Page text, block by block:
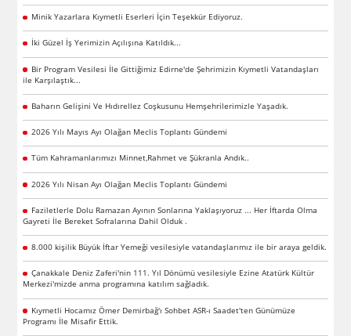
Minik Yazarlara Kıymetli Eserleri İçin Teşekkür Ediyoruz.
İki Güzel İş Yerimizin Açılışına Katıldık...
Bir Program Vesilesi İle Gittiğimiz Edirne'de Şehrimizin Kıymetli Vatandaşları
ile Karşılaştık...
Baharın Gelişini Ve Hıdırellez Coşkusunu Hemşehrilerimizle Yaşadık.
2026 Yılı Mayıs Ayı Olağan Meclis Toplantı Gündemi
Tüm Kahramanlarımızı Minnet,Rahmet ve Şükranla Andık..
2026 Yılı Nisan Ayı Olağan Meclis Toplantı Gündemi
Faziletlerle Dolu Ramazan Ayının Sonlarına Yaklaşıyoruz ... Her İftarda Olma
Gayreti İle Bereket Sofralarına Dahil Olduk .
8.000 kişilik Büyük İftar Yemeği vesilesiyle vatandaşlarımız ile bir araya geldik.
Çanakkale Deniz Zaferi'nin 111. Yıl Dönümü vesilesiyle Ezine Atatürk Kültür
Merkezi'mizde anma programına katılım sağladık.
Kıymetli Hocamız Ömer Demirbağ'ı Sohbet ASR-ı Saadet'ten Günümüze
Programı İle Misafir Ettik.